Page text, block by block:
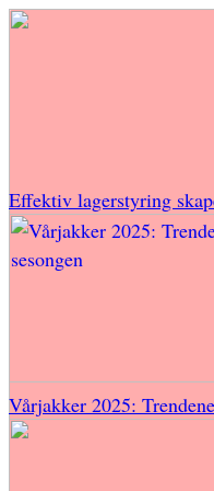
Effektiv lagerstyring
Vårjakker 2025: